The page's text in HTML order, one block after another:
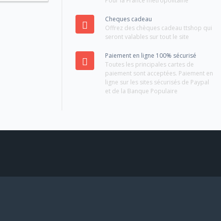
Cheques cadeau
Offrez des chèques cadeau ttshop qui
seront valables sur tout le site
Paiement en ligne 100% sécurisé
Toutes les principales cartes de
paiement sont acceptées. Paiement en
ligne sur les sites sécurisés de Paypal
et de la Banque Populaire